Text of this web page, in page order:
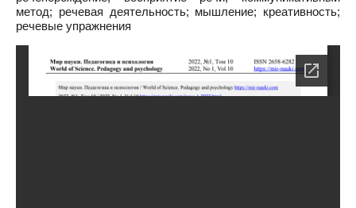
метод; речевая деятельность; мышление; креативность;
речевые упражнения